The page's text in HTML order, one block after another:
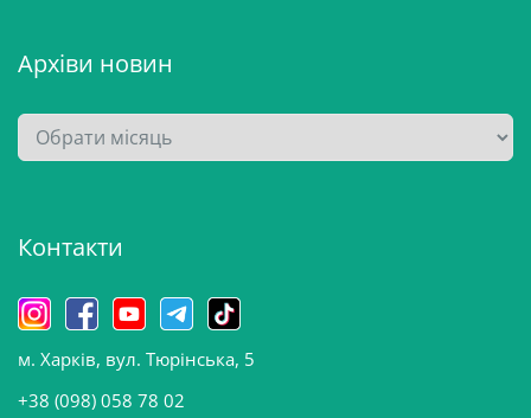
Архіви новин
А
р
в
н
о
в
и
Контакти
м. Харків, вул. Тюрінська, 5
+38 (098) 058 78 02